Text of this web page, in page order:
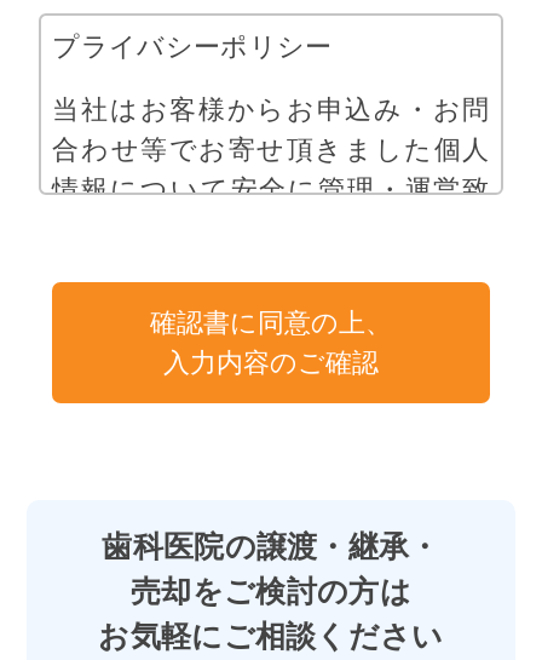
プライバシーポリシー
当社はお客様からお申込み・お問
合わせ等でお寄せ頂きました個人
情報について安全に管理・運営致
1.利用目的
当社は、取得した個人情報を以下
の目的で利用致します。
1) お客様のご相談、お問合わせに
を送付するため。
3) 当社サービスをご提供する際の
ご連絡のため。
確認書に同意の上、
入力内容のご確認
歯科医院の譲渡・継承・
売却をご検討の方は
お気軽にご相談ください